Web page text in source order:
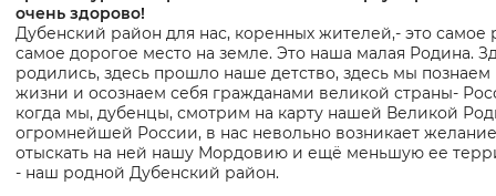
архитектурные строения и заполняли карту
очень здорово!
Дубенский район для нас, коренных жителей,- это самое
самое дорогое место на земле. Это наша малая Родина.
родились, здесь прошло наше детство, здесь мы познаем
жизни и осознаем себя гражданами великой страны-
когда мы, дубенцы, смотрим на карту нашей Великой
огромнейшей России, в нас невольно возникает желание
отыскать на ней нашу Мордовию и ещё меньшую ее
- наш родной Дубенский район.